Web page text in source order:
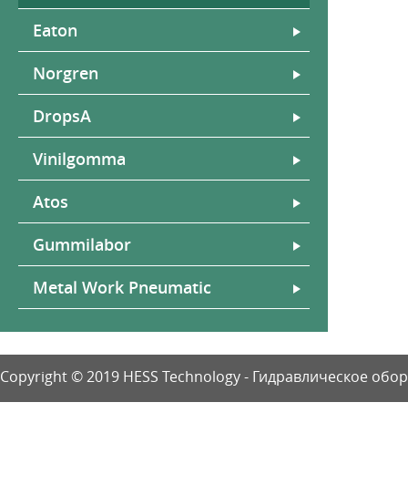
Eaton
Norgren
DropsA
Vinilgomma
Atos
Gummilabor
Metal Work Pneumatic
Copyright © 2019 HESS Technology - Гидравлическое